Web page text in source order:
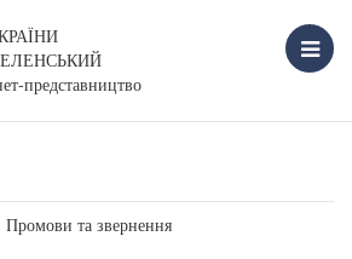
представництво
Промови та звернення